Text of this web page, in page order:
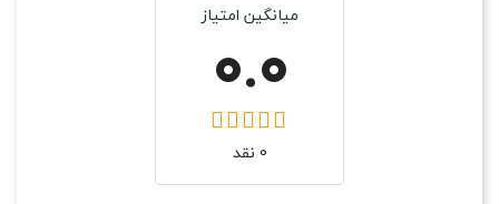
میانگین امتیاز
0.0
0 نقد